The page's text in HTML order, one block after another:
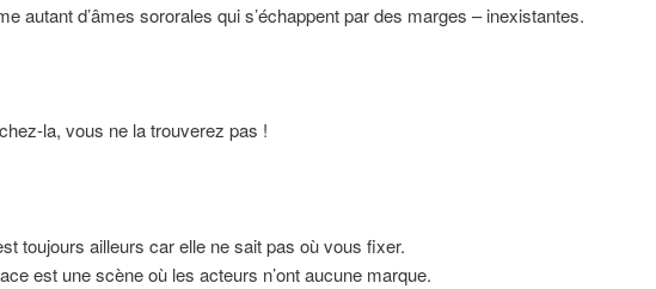
autant d’âmes sororales qui s’échappent par des marges – inexistantes.
la, vous ne la trouverez pas !
toujours ailleurs car elle ne sait pas où vous fixer.
est une scène où les acteurs n’ont aucune marque.